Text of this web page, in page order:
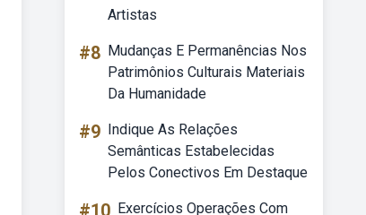
Artistas
#8 Mudanças E Permanências Nos
Patrimônios Culturais Materiais
Da Humanidade
#9 Indique As Relações
Semânticas Estabelecidas
Pelos Conectivos Em Destaque
#10 Exercícios Operações Com